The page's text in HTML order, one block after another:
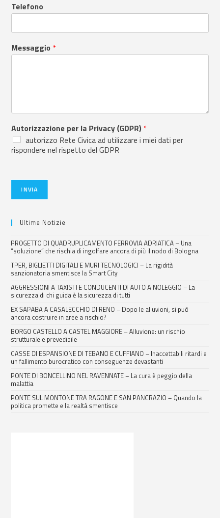
Telefono
Messaggio *
Autorizzazione per la Privacy (GDPR) *
autorizzo Rete Civica ad utilizzare i miei dati per
rispondere nel rispetto del GDPR
INVIA
Ultime Notizie
PROGETTO DI QUADRUPLICAMENTO FERROVIA ADRIATICA – Una
“soluzione” che rischia di ingolfare ancora di più il nodo di Bologna
TPER, BIGLIETTI DIGITALI E MURI TECNOLOGICI – La rigidità
sanzionatoria smentisce la Smart City
AGGRESSIONI A TAXISTI E CONDUCENTI DI AUTO A NOLEGGIO – La
sicurezza di chi guida è la sicurezza di tutti
EX SAPABA A CASALECCHIO DI RENO – Dopo le alluvioni, si può
ancora costruire in aree a rischio?
BORGO CASTELLO A CASTEL MAGGIORE – Alluvione: un rischio
strutturale e prevedibile
CASSE DI ESPANSIONE DI TEBANO E CUFFIANO – Inaccettabili ritardi e
un fallimento burocratico con conseguenze devastanti
PONTE DI BONCELLINO NEL RAVENNATE – La cura è peggio della
malattia
PONTE SUL MONTONE TRA RAGONE E SAN PANCRAZIO – Quando la
politica promette e la realtà smentisce